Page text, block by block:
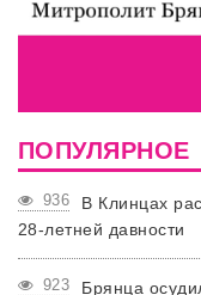
ПОПУЛЯРНОЕ
936
В Клинцах
28-летней давности
923
Брянца